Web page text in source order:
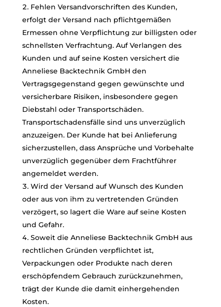
Fehlen Versandvorschriften des Kunden,
erfolgt der Versand nach pflichtgemäßen
Ermessen ohne Verpflichtung zur billigsten oder
schnellsten Verfrachtung. Auf Verlangen des
Kunden und auf seine Kosten versichert die
Anneliese Backtechnik GmbH den
Vertragsgegenstand gegen gewünschte und
versicherbare Risiken, insbesondere gegen
Diebstahl oder Transportschäden.
Transportschadensfälle sind uns unverzüglich
anzuzeigen. Der Kunde hat bei Anlieferung
sicherzustellen, dass Ansprüche und Vorbehalte
unverzüglich gegenüber dem Frachtführer
angemeldet werden.
Wird der Versand auf Wunsch des Kunden
oder aus von ihm zu vertretenden Gründen
verzögert, so lagert die Ware auf seine Kosten
und Gefahr.
Soweit die Anneliese Backtechnik GmbH aus
rechtlichen Gründen verpflichtet ist,
Verpackungen oder Produkte nach deren
erschöpfendem Gebrauch zurückzunehmen,
trägt der Kunde die damit einhergehenden
Kosten.